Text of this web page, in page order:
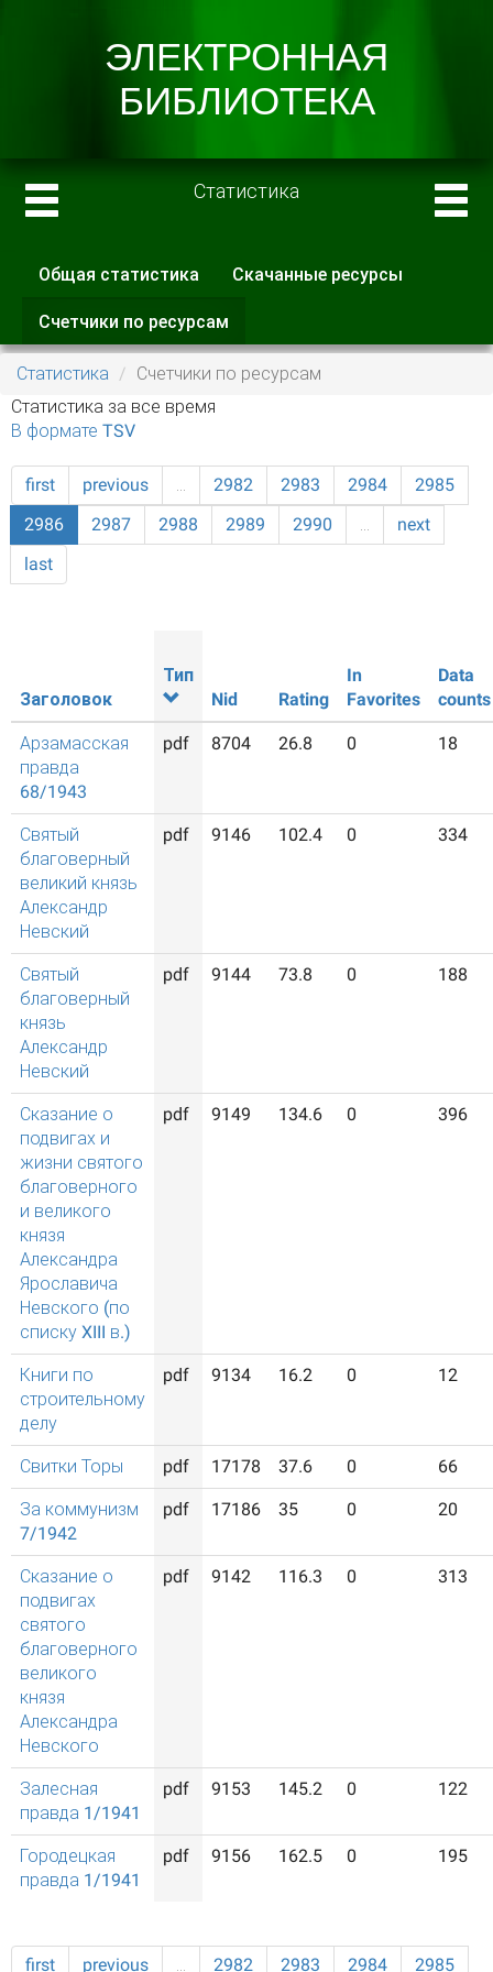
Статистика
Главные вкладки
Общая статистика Скачанные ресурсы
Счетчики по ресурсам
вкладка)
Статистика
Счетчики по ресурсам
Статистика за все время
В формате TSV
first previous … 2982 2983 2984
2985
2986
2987 2988 2989 2990 …
next
last
Заголовок
Тип
Nid
Rating
In
Favorites
Data
counts
Арзамасская
правда
68/1943
pdf 8704 26.8 0 18
Святый
благоверный
великий князь
Александр
Невский
pdf 9146 102.4 0 334
Святый
благоверный
князь
Александр
Невский
pdf 9144 73.8 0 188
Сказание о
подвигах и
жизни святого
благоверного
и великого
князя
Александра
Ярославича
Невского (по
списку XIII в.)
pdf 9149 134.6 0 396
Книги по
строительному
делу
pdf 9134 16.2 0 12
Свитки Торы pdf 17178 37.6 0 66
За коммунизм
7/1942
pdf 17186 35 0 20
Сказание о
подвигах
святого
благоверного
великого
князя
Александра
Невского
pdf 9142 116.3 0 313
Залесная
правда 1/1941
pdf 9153 145.2 0 122
Городецкая
правда 1/1941
pdf 9156 162.5 0 195
first previous … 2982 2983 2984 2985